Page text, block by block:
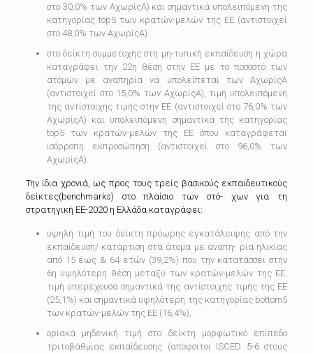
στο 30,0% των ΑχωρίςΑ) και σημαντικά υπολειπόμενη της
κατηγορίας top5 των κρατών-μελών της ΕΕ (αντιστοιχεί
στο 48,0% των ΑχωρίςΑ).
στο δείκτη συμμετοχής στη μη-τυπική εκπαίδευση η χώρα
καταγράφει την 22η θέση στην ΕΕ με το ποσοστό των
ατόμων με αναπηρία να υπολείπεται των ΑχωρίςΑ
(αντιστοιχεί στο 15,0% των ΑχωρίςΑ), τιμή υπολειπόμενη
της αντίστοιχης τιμής στην ΕΕ (αντιστοιχεί στο 76,0% των
ΑχωρίςΑ) και υπολειπόμενη σημαντικά της κατηγορίας
top5 των κρατών-μελών της ΕΕ όπου καταγράφεται
ισόρροπη εκπροσώπηση (αντιστοιχεί στο 96,0% των
ΑχωρίςΑ).
Την ίδια χρονιά, ως προς τους τρείς βασικούς εκπαιδευτικούς
δείκτες(benchmarks) στο πλαίσιο των στό- χων για τη
στρατηγική ΕΕ-2020 η Ελλάδα καταγράφει:
υψηλή τιμή του δείκτη πρόωρης εγκατάλειψης από την
εκπαίδευση/ κατάρτιση στα άτομα με αναπη- ρία ηλικίας
από 15 έως & 64 ετών (39,2%) που την κατατάσσει στην
6η υψηλότερη θέση μεταξύ των κρατών-μελών της ΕΕ,
τιμή υπερέχουσα σημαντικά της αντίστοιχης τιμής της ΕΕ
(25,1%) και σημαντικά υψηλότερη της κατηγορίας bottom5
των κρατών-μελών της ΕΕ (16,4%),
οριακά μηδενική τιμή στο δείκτη μορφωτικό επίπεδο
τριτοβάθμιας εκπαίδευσης (απόφοιτοι ISCED 5-6 στους